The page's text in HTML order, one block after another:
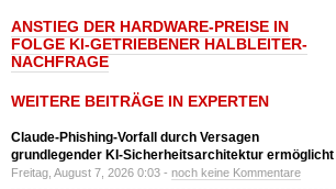
ANSTIEG DER HARDWARE-PREISE IN
FOLGE KI-GETRIEBENER HALBLEITER-
NACHFRAGE
WEITERE BEITRÄGE IN EXPERTEN
Claude-Phishing-Vorfall durch Versagen
grundlegender KI-Sicherheitsarchitektur ermöglicht
Freitag, August 7, 2026 0:03 - noch keine Kommentare